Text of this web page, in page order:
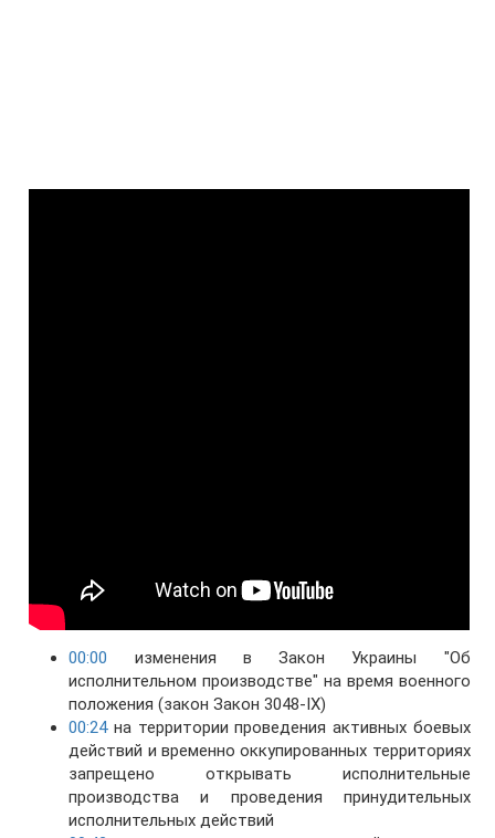
00:00 изменения в Закон Украины "Об
исполнительном производстве" на время военного
положения (закон Закон 3048-IX)
00:24на территории проведения активных боевых
действий и временно оккупированных территориях
запрещено открывать исполнительные
производства и проведения принудительных
исполнительных действий